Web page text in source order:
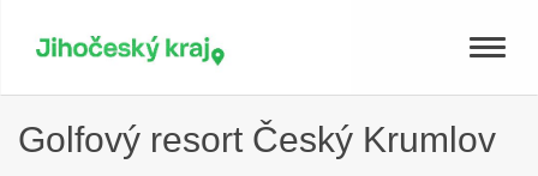
Toggle
Golfový resort Český Krumlov